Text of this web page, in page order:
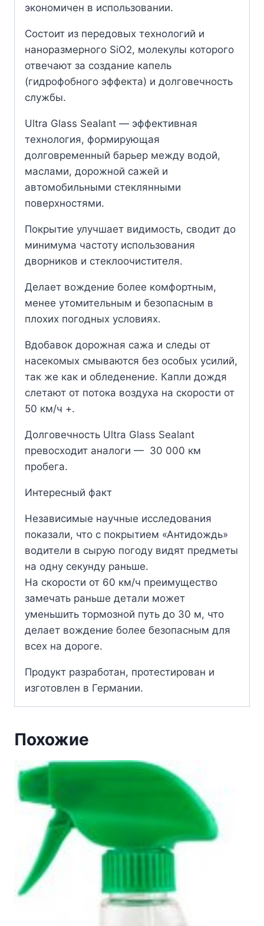
экономичен в использовании.
Состоит из передовых технологий и
наноразмерного SiO2, молекулы которого
отвечают за создание капель
(гидрофобного эффекта) и долговечность
службы.
Ultra Glass Sealant — эффективная
технология, формирующая
долговременный барьер между водой,
маслами, дорожной сажей и
автомобильными стеклянными
поверхностями.
Покрытие улучшает видимость, сводит до
минимума частоту использования
дворников и стеклоочистителя.
Делает вождение более комфортным,
менее утомительным и безопасным в
плохих погодных условиях.
Вдобавок дорожная сажа и следы от
насекомых смываются без особых усилий,
так же как и обледенение. Капли дождя
слетают от потока воздуха на скорости от
50 км/ч +.
Долговечность Ultra Glass Sealant
превосходит аналоги — 30 000 км
пробега.
Интересный факт
Независимые научные исследования
показали, что с покрытием «Антидождь»
водители в сырую погоду видят предметы
на одну секунду раньше.
На скорости от 60 км/ч преимущество
замечать раньше детали может
уменьшить тормозной путь до 30 м, что
делает вождение более безопасным для
всех на дороге.
Продукт разработан, протестирован и
изготовлен в Германии.
Похожие